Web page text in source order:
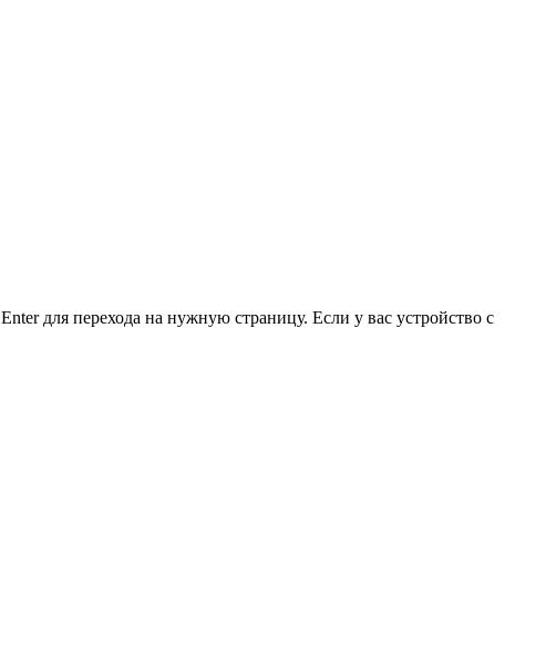
для перехода на нужную страницу. Если у вас устройство с